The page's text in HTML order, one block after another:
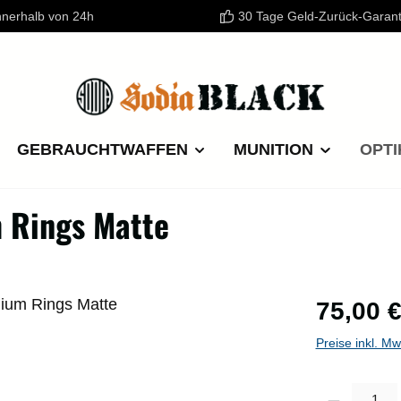
von 24h 30 Tage Geld-Zurück-
GEBRAUCHTWAFFEN MUNITION
Rings Matte
Regulärer
75,00 €
Preise inkl.